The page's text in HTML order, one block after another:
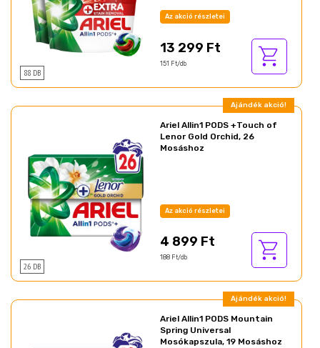
88 DB
Az akció részletei
13 299 Ft
151 Ft/db
Ajándék akció!
26 DB
Ariel Allin1 PODS +Touch of
Lenor Gold Orchid, 26
Mosáshoz
Az akció részletei
4 899 Ft
188 Ft/db
Ajándék akció!
Ariel Allin1 PODS Mountain
Spring Universal
Mosókapszula, 19 Mosáshoz